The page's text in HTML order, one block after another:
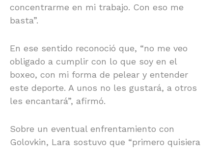
concentrarme en mi trabajo. Con eso me
basta”.
En ese sentido reconoció que, “no me veo
obligado a cumplir con lo que soy en el
boxeo, con mi forma de pelear y entender
este deporte. A unos no les gustará, a otros
les encantará”, afirmó.
Sobre un eventual enfrentamiento con
Golovkin, Lara sostuvo que “primero quisiera